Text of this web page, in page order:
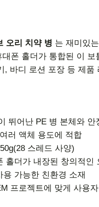
오리 치약 병 는 재미있
폰 홀더가 통합된 이
, 바디 로션 포장 등 제품
뛰어난 PE 병 본체와 안
러 액체 용도에 적합
스레드 사양)
홀더가 내장된 창의적인
용 가능한 친환경 소재
프로젝트에 맞게 사용